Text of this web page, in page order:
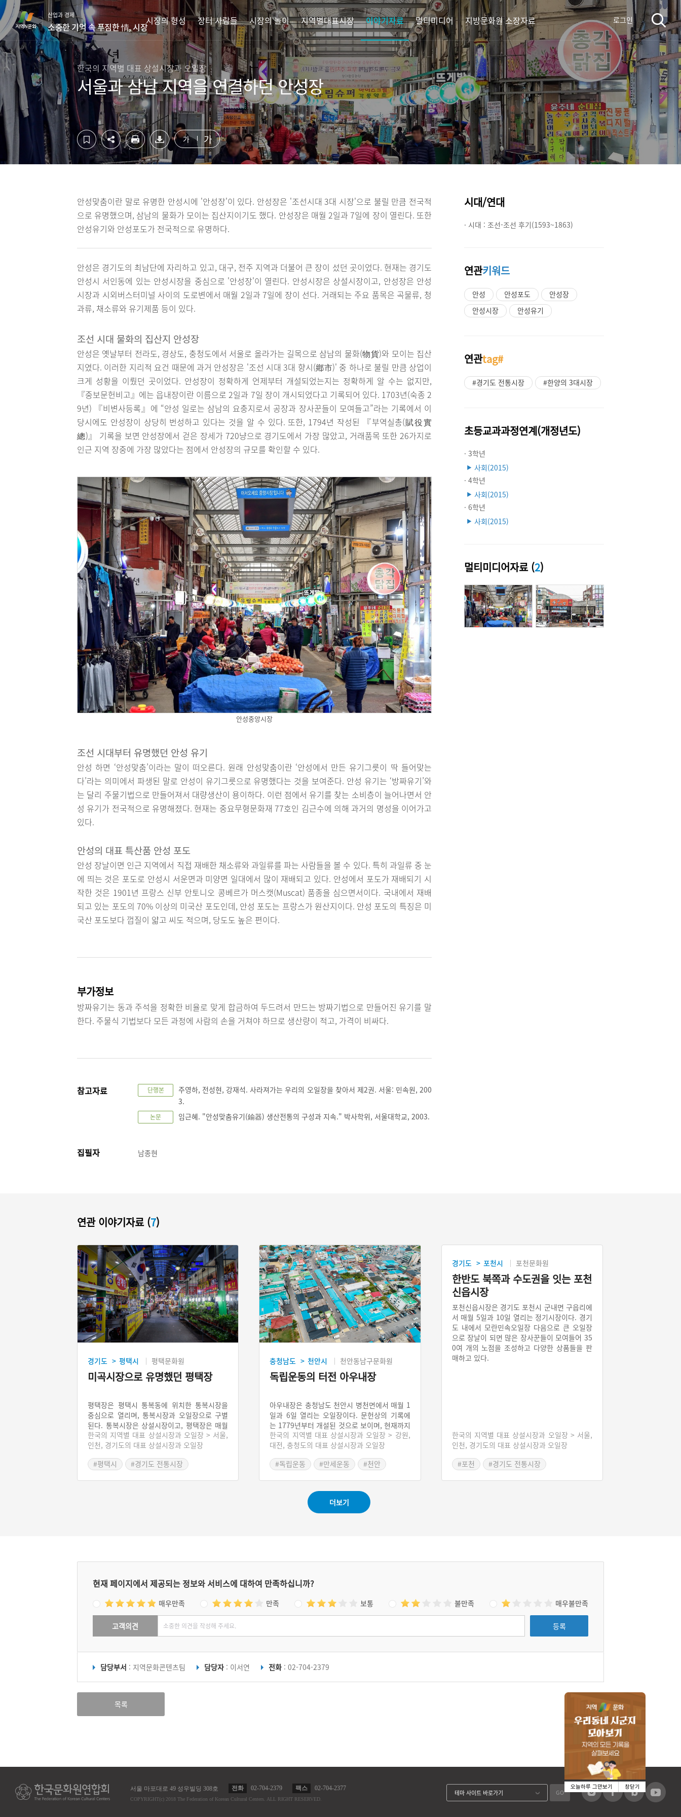
컨
텐
츠
영
역
바
기
하
단
영
역
바
로
산업과 경제
소중한 기억 속 푸짐한 情, 시장
시장의 형성 장터 사람들 시장의 놀이 지역별대표시장 이야기자료 멀티미디어 지방문화원 소장자료 로그인
한국의 지역별 대표 상설시장과 오일장
서울과 삼남 지역을 연결하던 안성장
가 가
안성맞춤이란 말로 유명한 안성시에 '안성장'이 있다. 안성장은 '조선시대 3대 시장'으로 불릴 만큼 전국적
으로 유명했으며, 삼남의 물화가 모이는 집산지이기도 했다. 안성장은 매월 2일과 7일에 장이 열린다. 또한
안성유기와 안성포도가 전국적으로 유명하다.
안성은 경기도의 최남단에 자리하고 있고, 대구, 전주 지역과 더불어 큰 장이 섰던 곳이었다. 현재는 경기도
안성시 서인동에 있는 안성시장을 중심으로 '안성장'이 열린다. 안성시장은 상설시장이고, 안성장은 안성
시장과 시외버스터미널 사이의 도로변에서 매월 2일과 7일에 장이 선다. 거래되는 주요 품목은 곡물류, 청
과류, 채소류와 유기제품 등이 있다.
조선 시대 물화의 집산지 안성장
안성은 옛날부터 전라도, 경상도, 충청도에서 서울로 올라가는 길목으로 삼남의 물화(物貨)와 모이는 집산
지였다. 이러한 지리적 요건 때문에 과거 안성장은 '조선 시대 3대 향시(鄕市)' 중 하나로 불릴 만큼 상업이
크게 성황을 이뤘던 곳이었다. 안성장이 정확하게 언제부터 개설되었는지는 정확하게 알 수는 없지만,
『중보문헌비고』에는 읍내장이란 이름으로 2일과 7일 장이 개시되었다고 기록되어 있다. 1703년(숙종 2
9년) 『비변사등록』에 “안성 일로는 삼남의 요충지로서 공장과 장사꾼들이 모여들고”라는 기록에서 이
당시에도 안성장이 상당히 번성하고 있다는 것을 알 수 있다. 또한, 1794년 작성된 『부역실총(賦役實
總)』 기록을 보면 안성장에서 걷은 장세가 720냥으로 경기도에서 가장 많았고, 거래품목 또한 26가지로
인근 지역 장중에 가장 많았다는 점에서 안성장의 규모를 확인할 수 있다.
안성중앙시장
조선 시대부터 유명했던 안성 유기
안성 하면 ‘안성맞춤’이라는 말이 떠오른다. 원래 안성맞춤이란 ‘안성에서 만든 유기그릇이 딱 들어맞는
다’라는 의미에서 파생된 말로 안성이 유기그릇으로 유명했다는 것을 보여준다. 안성 유기는 ‘방짜유기’와
는 달리 주물기법으로 만들어져서 대량생산이 용이하다. 이런 점에서 유기를 찾는 소비층이 늘어나면서 안
성 유기가 전국적으로 유명해졌다. 현재는 중요무형문화재 77호인 김근수에 의해 과거의 명성을 이어가고
있다.
안성의 대표 특산품 안성 포도
안성 장날이면 인근 지역에서 직접 재배한 채소류와 과일류를 파는 사람들을 볼 수 있다. 특히 과일류 중 눈
에 띄는 것은 포도로 안성시 서운면과 미양면 일대에서 많이 재배되고 있다. 안성에서 포도가 재배되기 시
작한 것은 1901년 프랑스 신부 안토니오 콩베르가 머스캣(Muscat) 품종을 심으면서이다. 국내에서 재배
되고 있는 포도의 70% 이상의 미국산 포도인데, 안성 포도는 프랑스가 원산지이다. 안성 포도의 특징은 미
국산 포도보다 껍질이 얇고 씨도 적으며, 당도도 높은 편이다.
부가정보
방짜유기는 동과 주석을 정확한 비율로 맞게 합금하여 두드려서 만드는 방짜기법으로 만들어진 유기를 말
한다. 주물식 기법보다 모든 과정에 사람의 손을 거쳐야 하므로 생산량이 적고, 가격이 비싸다.
참고자료 단행본
주영하, 전성현, 강재석. 사라져가는 우리의 오일장을 찾아서 제2권. 서울: 민속원, 200
3.
논문 임근혜. "안성맞춤유기(鍮器) 생산전통의 구성과 지속." 박사학위, 서울대학교, 2003.
집필자 남종현
시대/연대
· 시대 : 조선-조선 후기(1593~1863)
연관키워드
안성 안성포도
안성장
안성시장
안성유기
연관tag#
#경기도 전통시장 #한양의 3대시장
초등교과과정연계(개정년도)
· 3학년
▶ 사회(2015)
· 4학년
▶ 사회(2015)
· 6학년
▶ 사회(2015)
멀티미디어자료 (2)
연관 이야기자료 (7)
경기도 > 평택시 평택문화원
미곡시장으로 유명했던 평택장
평택장은 평택시 통복동에 위치한 통복시장을
중심으로 열리며, 통복시장과 오일장으로 구별
된다. 통복시장은 상설시장이고, 평택장은 매월
5일과 6일 열리는 정기시장이다. 평택장은 평택
시민뿐만 아니라 인접한 안성, 안산 지역의 사람
들도 방문하는 경기도 남부에서 가장 큰 오일장
이다.
한국의 지역별 대표 상설시장과 오일장 > 서울,
인천, 경기도의 대표 상설시장과 오일장
#평택시
#경기도 전통시장
충청남도 > 천안시 천안동남구문화원
독립운동의 터전 아우내장
아우내장은 충청남도 천안시 병천면에서 매월 1
일과 6일 열리는 오일장이다. 문헌상의 기록에
는 1779년부터 개설된 것으로 보이며, 현재까지
도 이어지고 있다. 또한 유관순 열사가 만세운동
을 벌렸던 곳으로 인근에는 유관순 열사의 생가
와 기념관이 있다.
한국의 지역별 대표 상설시장과 오일장 > 강원,
대전, 충청도의 대표 상설시장과 오일장
#독립운동
#만세운동
#천안
경기도 > 포천시 포천문화원
한반도 북쪽과 수도권을 잇는 포천
신읍시장
포천신읍시장은 경기도 포천시 군내면 구읍리에
서 매월 5일과 10일 열리는 정기시장이다. 경기
도 내에서 모란민속오일장 다음으로 큰 오일장
으로 장날이 되면 많은 장사꾼들이 모여들어 35
0여 개의 노점을 조성하고 다양한 상품들을 판
매하고 있다.
한국의 지역별 대표 상설시장과 오일장 > 서울,
인천, 경기도의 대표 상설시장과 오일장
#포천
#경기도 전통시장
더보기
현재 페이지에서 제공되는 정보와 서비스에 대하여 만족하십니까?
매우만족 만족 보통 불만족 매우불만족
고객의견 등록
담당부서 : 지역문화콘텐츠팀 담당자 : 이서연 전화 : 02-704-2379
목록
서울 마포대로 49 성우빌딩 308호 전화 02-704-2379 팩스 02-704-2377
COPYRIGHT(c) 2018 The Federation of Korean Cultural Centers. ALL RIGHT RESERVED.
테마 사이트 바로가기 GO
오늘하루 그만보기 창닫기